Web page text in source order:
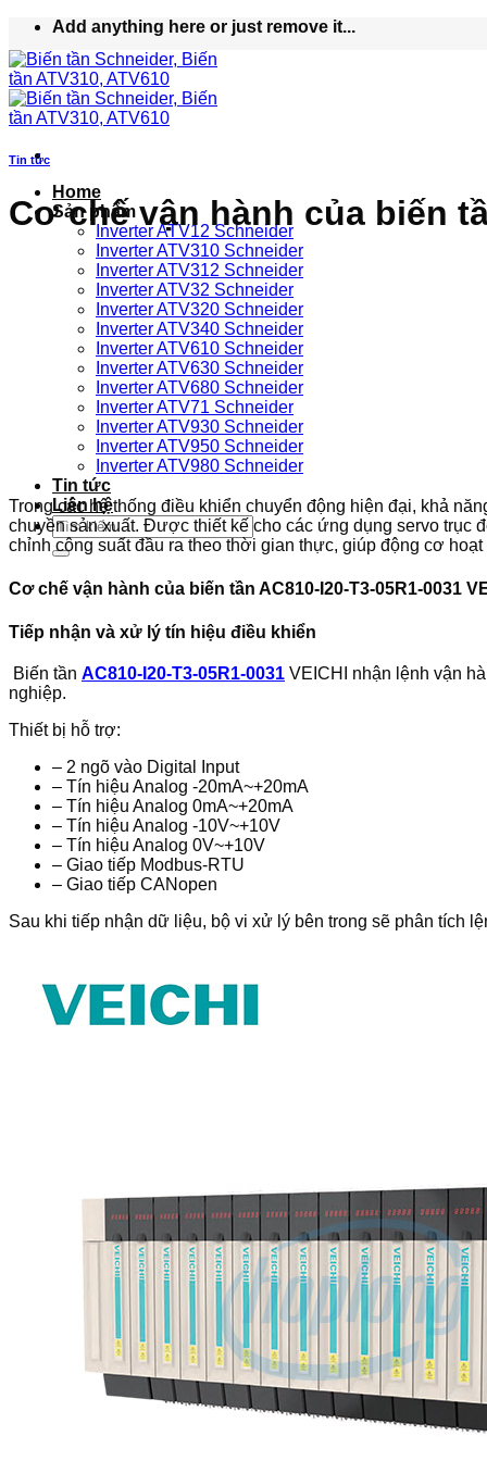
nội
dung
Add anything here or just remove it...
Home
Sản phẩm
Inverter ATV12 Schneider
Inverter ATV310 Schneider
Inverter ATV312 Schneider
Inverter ATV32 Schneider
Inverter ATV320 Schneider
Inverter ATV340 Schneider
Inverter ATV610 Schneider
Inverter ATV630 Schneider
Inverter ATV680 Schneider
Inverter ATV71 Schneider
Inverter ATV930 Schneider
Inverter ATV950 Schneider
Inverter ATV980 Schneider
Tin tức
Liên hệ
Tìm
kiếm:
Tin tức
Cơ chế vận hành của biến
Trong các hệ thống điều khiển chuyển động hiện đại, khả
chuyền sản xuất. Được thiết kế cho các ứng dụng servo trục
chỉnh công suất đầu ra theo thời gian thực, giúp động cơ
Cơ chế vận hành của biến tần AC810-I20-T3-05R1-0031
Tiếp nhận và xử lý tín hiệu điều khiển
Biến tần AC810-I20-T3-05R1-0031 VEICHI nhận lệnh vận
nghiệp.
Thiết bị hỗ trợ:
– 2 ngõ vào Digital Input
– Tín hiệu Analog -20mA~+20mA
– Tín hiệu Analog 0mA~+20mA
– Tín hiệu Analog -10V~+10V
– Tín hiệu Analog 0V~+10V
– Giao tiếp Modbus-RTU
– Giao tiếp CANopen
Sau khi tiếp nhận dữ liệu, bộ vi xử lý bên trong sẽ phân tích